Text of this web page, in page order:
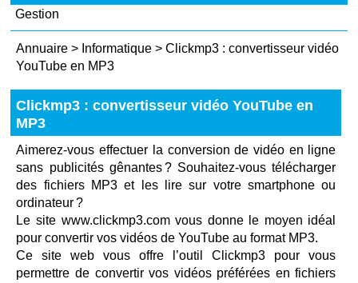
Gestion
Annuaire > Informatique >Clickmp3 : convertisseur vidéo
YouTube en MP3
Clickmp3 : convertisseur vidéo YouTube en
MP3
Aimerez-vous effectuer la conversion de vidéo en ligne
sans publicités gênantes ? Souhaitez-vous télécharger
des fichiers MP3 et les lire sur votre smartphone ou
ordinateur ?
Le site www.clickmp3.com vous donne le moyen idéal
pour convertir vos vidéos de YouTube au format MP3.
Ce site web vous offre l’outil Clickmp3 pour vous
permettre de convertir vos vidéos préférées en fichiers